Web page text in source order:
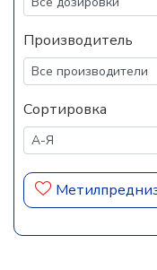
Производитель
Сортировка